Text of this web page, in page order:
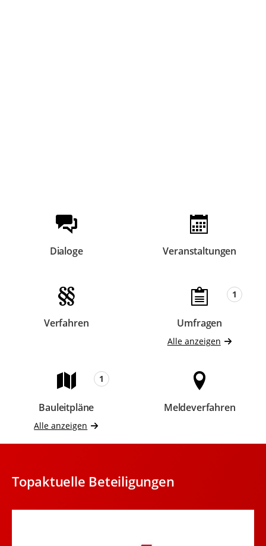
Beteiligungsformate
Dialoge Veranstaltungen
Verfahren Umfragen
1
Beteiligungen
Alle anzeigen
Bauleitpläne
1
Beteiligungen
Alle anzeigen
Meldeverfahren
Topaktuelle Beteiligungen